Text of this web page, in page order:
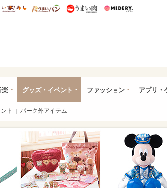
ディズニー特集
うまいめし うまいパン うまい肉
楽 グッズ・イベント ファッション アプリ・
ト パーク外アイテム